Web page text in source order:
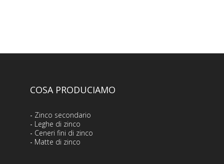
COSA PRODUCIAMO
- Zinco secondario
- Leghe di zinco
- Ceneri fini di zinco
- Matte di zinco